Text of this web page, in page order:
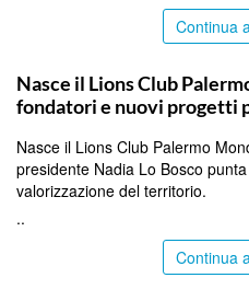
Continua
Nasce il Lions Club
fondatori e nuovi progetti
Nasce il Lions Club Palermo
presidente Nadia Lo Bosco
valorizzazione del territorio.
..
Continua